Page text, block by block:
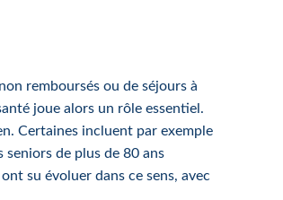
remboursés ou de séjours à
joue alors un rôle essentiel.
Certaines incluent par exemple
seniors de plus de 80 ans
su évoluer dans ce sens, avec